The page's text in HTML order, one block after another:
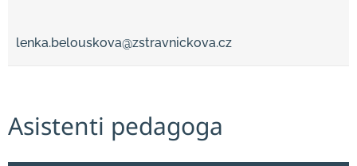
lenka.belouskova@zstravnickova.cz
Asistenti pedagoga